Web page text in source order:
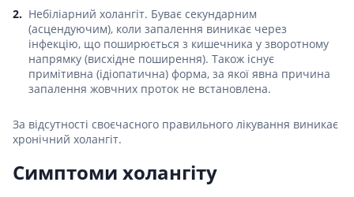
Небіліарний холангіт. Буває секундарним
(асцендуючим), коли запалення виникає через
інфекцію, що поширюється з кишечника у зворотному
напрямку (висхідне поширення). Також існує
примітивна (ідіопатична) форма, за якої явна причина
запалення жовчних проток не встановлена.
За відсутності своєчасного правильного лікування виникає
хронічний холангіт.
Симптоми холангіту